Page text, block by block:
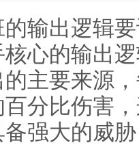
输出逻辑
心的输出
主要来源
百分比伤害
强大的威